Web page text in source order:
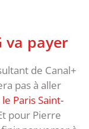
va payer
de Canal+
pas à aller
le Paris Saint-
pour Pierre